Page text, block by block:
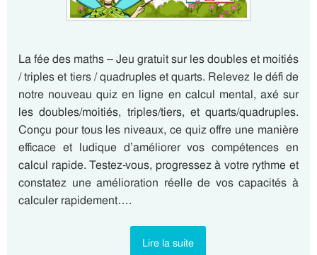
La fée des maths – Jeu gratuit sur les doubles et moitiés
/ triples et tiers / quadruples et quarts. Relevez le défi de
notre nouveau quiz en ligne en calcul mental, axé sur
les doubles/moitiés, triples/tiers, et quarts/quadruples.
Conçu pour tous les niveaux, ce quiz offre une manière
efficace et ludique d’améliorer vos compétences en
calcul rapide. Testez-vous, progressez à votre rythme et
constatez une amélioration réelle de vos capacités à
calculer rapidement….
Lire la suite